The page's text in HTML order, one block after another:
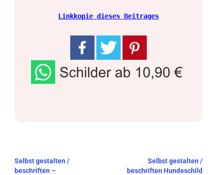
Linkkopie dieses Beitrages
Beitragsnavigation
Selbst gestalten /
beschriften –
Selbst gestalten /
beschriften Hundeschild